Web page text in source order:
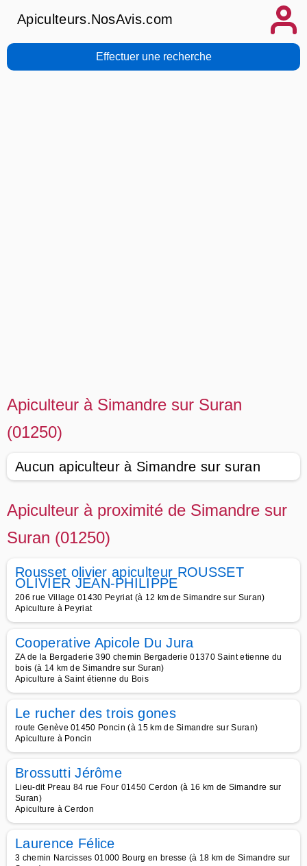
Apiculteurs.NosAvis.com
Effectuer une recherche
Apiculteur à Simandre sur Suran
(01250)
Aucun apiculteur à Simandre sur suran
Apiculteur à proximité de Simandre sur
Suran (01250)
Rousset olivier apiculteur ROUSSET
OLIVIER JEAN-PHILIPPE
206 rue Village 01430 Peyriat (à 12 km de Simandre sur Suran)
Apiculture à Peyriat
Cooperative Apicole Du Jura
ZA de la Bergaderie 390 chemin Bergaderie 01370 Saint etienne du
bois (à 14 km de Simandre sur Suran)
Apiculture à Saint étienne du Bois
Le rucher des trois gones
route Genève 01450 Poncin (à 15 km de Simandre sur Suran)
Apiculture à Poncin
Brossutti Jérôme
Lieu-dit Preau 84 rue Four 01450 Cerdon (à 16 km de Simandre sur
Suran)
Apiculture à Cerdon
Laurence Félice
3 chemin Narcisses 01000 Bourg en bresse (à 18 km de Simandre sur